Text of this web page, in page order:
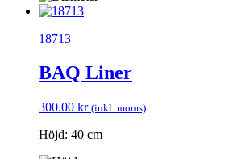
18713
BAQ Liner
300.00 kr (inkl. moms)
Höjd: 40 cm